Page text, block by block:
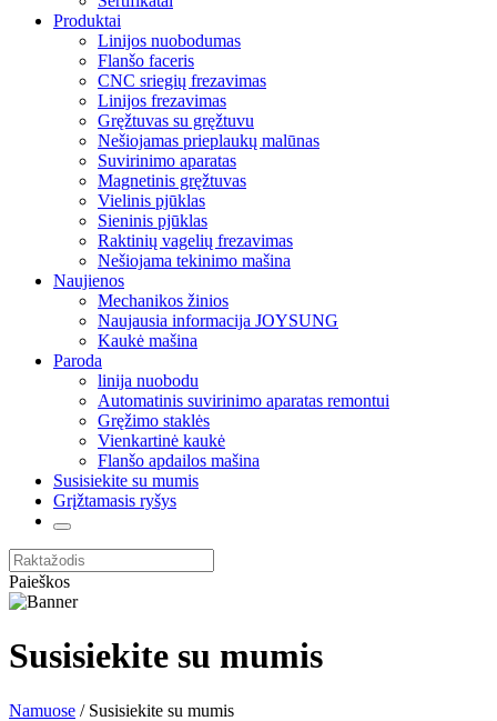
Produktai
Linijos nuobodumas
Flanšo faceris
CNC sriegių frezavimas
Linijos frezavimas
Gręžtuvas su gręžtuvu
Nešiojamas prieplaukų malūnas
Suvirinimo aparatas
Magnetinis gręžtuvas
Vielinis pjūklas
Sieninis pjūklas
Raktinių vagelių frezavimas
Nešiojama tekinimo mašina
Naujienos
Mechanikos žinios
Naujausia informacija JOYSUNG
Kaukė mašina
Paroda
linija nuobodu
Automatinis suvirinimo aparatas remontui
Gręžimo staklės
Vienkartinė kaukė
Flanšo apdailos mašina
Susisiekite su mumis
Grįžtamasis ryšys
Paieškos
Susisiekite su mumis
Namuose / Susisiekite su mumis